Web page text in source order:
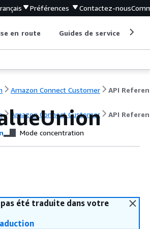
Préférences Contactez-nous
en route Guides de service
Amazon Connect Customer API
Amazon Connect Customer API
Mode concentration
été traduite dans votre